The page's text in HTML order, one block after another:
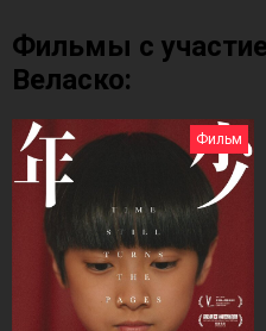
Фильмы с
Веласко:
Фильм